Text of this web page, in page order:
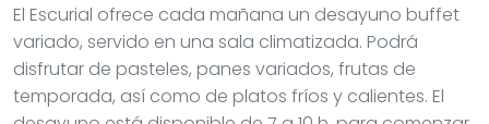
El Escurial ofrece cada mañana un desayuno buffet
variado, servido en una sala climatizada. Podrá
disfrutar de pasteles, panes variados, frutas de
temporada, así como de platos fríos y calientes. El